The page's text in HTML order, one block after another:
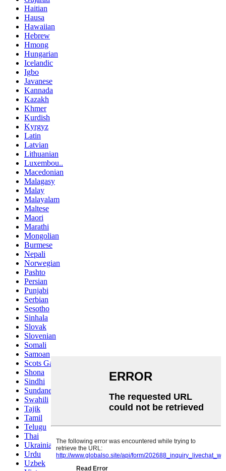
Haitian
Hausa
Hawaiian
Hebrew
Hmong
Hungarian
Icelandic
Igbo
Javanese
Kannada
Kazakh
Khmer
Kurdish
Kyrgyz
Latin
Latvian
Lithuanian
Luxembou..
Macedonian
Malagasy
Malay
Malayalam
Maltese
Maori
Marathi
Mongolian
Burmese
Nepali
Norwegian
Pashto
Persian
Punjabi
Serbian
Sesotho
Sinhala
Slovak
Slovenian
Somali
Samoan
Scots Gaelic
Shona
Sindhi
Sundanese
Swahili
Tajik
Tamil
Telugu
Thai
Ukrainian
Urdu
Uzbek